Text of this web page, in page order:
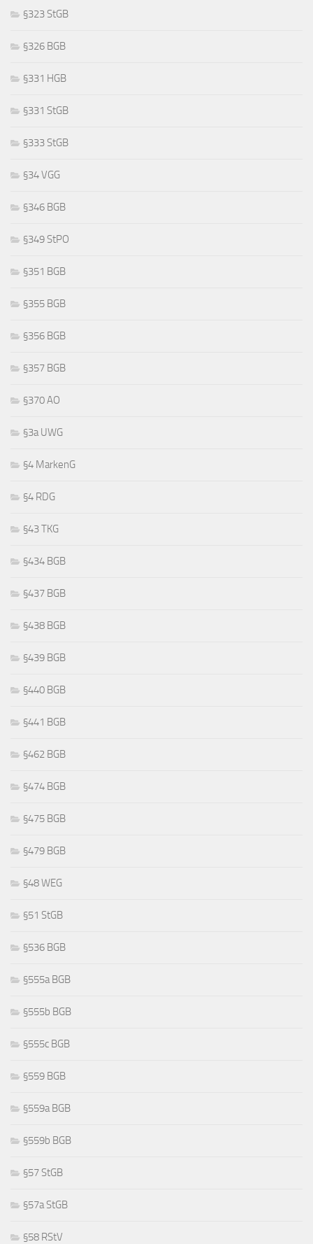
§323 StGB
§326 BGB
§331 HGB
§331 StGB
§333 StGB
§34 VGG
§346 BGB
§349 StPO
§351 BGB
§355 BGB
§356 BGB
§357 BGB
§370 AO
§3a UWG
§4 MarkenG
§4 RDG
§43 TKG
§434 BGB
§437 BGB
§438 BGB
§439 BGB
§440 BGB
§441 BGB
§462 BGB
§474 BGB
§475 BGB
§479 BGB
§48 WEG
§51 StGB
§536 BGB
§555a BGB
§555b BGB
§555c BGB
§559 BGB
§559a BGB
§559b BGB
§57 StGB
§57a StGB
§58 RStV